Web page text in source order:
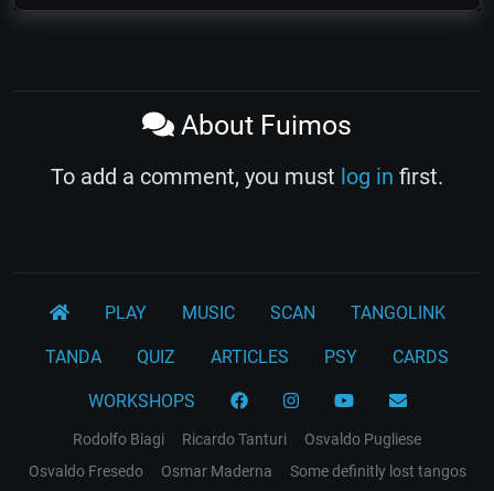
About Fuimos
To add a comment, you must log in first.
PLAY MUSIC SCAN TANGOLINK
TANDA QUIZ ARTICLES PSY CARDS
WORKSHOPS
Rodolfo Biagi Ricardo Tanturi
Osvaldo Pugliese
Osvaldo Fresedo
Osmar Maderna Some definitly lost tangos